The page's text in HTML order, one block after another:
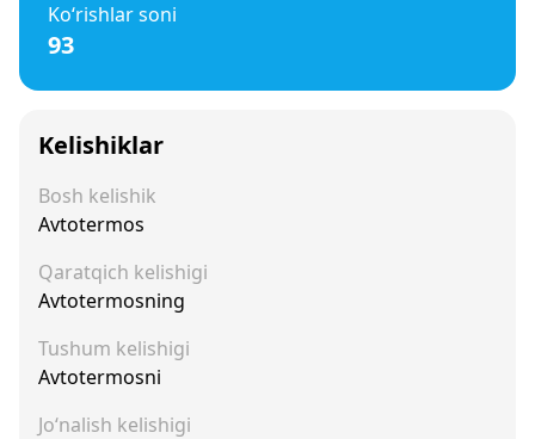
Ko‘rishlar soni
93
Kelishiklar
Bosh kelishik
Avtotermos
Qaratqich kelishigi
Avtotermosning
Tushum kelishigi
Avtotermosni
Jo‘nalish kelishigi